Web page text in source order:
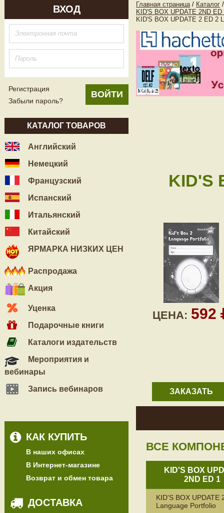
ВХОД
Регистрация
Забыли пароль?
КАТАЛОГ ТОВАРОВ
Английский
Немецкий
Французский
Испанский
Итальянский
Китайский
ЯРМАРКА НИЗКИХ ЦЕН
Распродажа
Акция
Уценка
Подарочные книги
Каталоги издательств
Мероприятия и
вебинары
Запись вебинаров
КАК КУПИТЬ
В наших офисах
В Интернет-магазине
Возврат и обмен товара
ДОСТАВКА
Главная страница / Каталог /
KID'S BOX UPDATE 2ND
KID'S BOX UPDATE 2 ED 2
KID'S
ЦЕНА: 592
ЗАКАЗАТЬ
ВСЕ
KID'S BOX
2ND ED 1
KID'S BOX UPDATE
Language Portfolio